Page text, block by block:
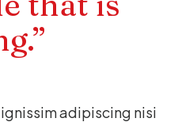
adipiscing nisi